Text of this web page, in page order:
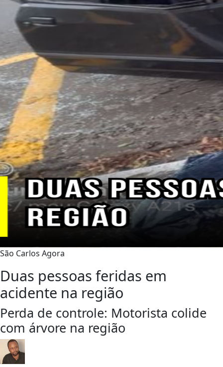
São Carlos Agora
Duas pessoas feridas em
acidente na região
Perda de controle: Motorista colide
com árvore na região